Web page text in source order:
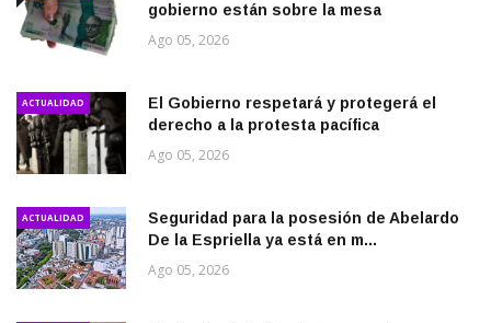
gobierno están sobre la mesa
Ago 05, 2026
ACTUALIDAD
El Gobierno respetará y protegerá el
derecho a la protesta pacífica
Ago 05, 2026
ACTUALIDAD
Seguridad para la posesión de Abelardo
De la Espriella ya está en m...
Ago 05, 2026